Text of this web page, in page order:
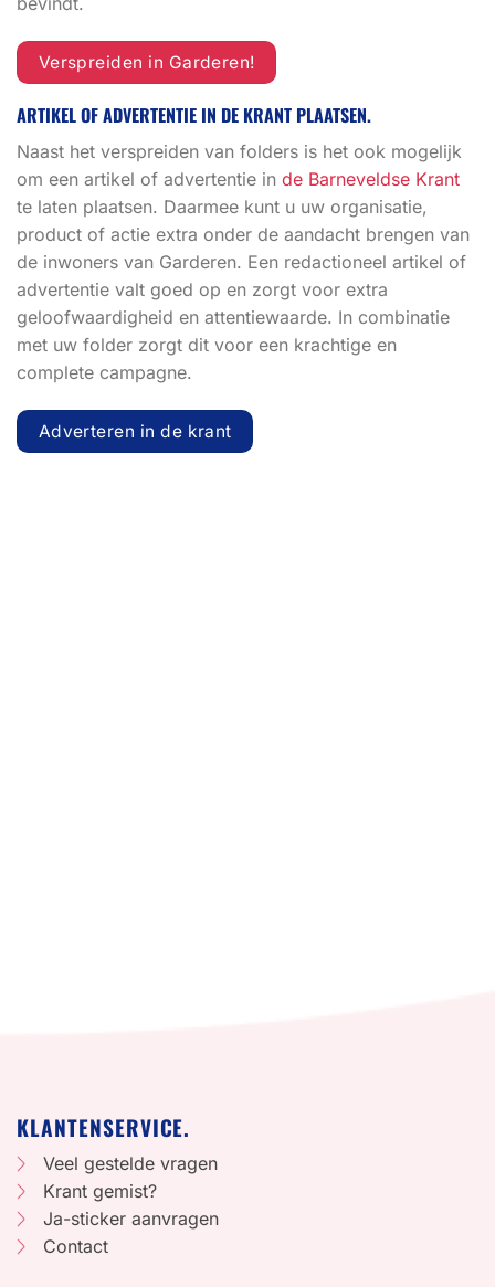
Verspreiden in Garderen!
ARTIKEL OF ADVERTENTIE IN DE KRANT PLAATSEN.
Naast het verspreiden van folders is het ook mogelijk
om een artikel of advertentie in de Barneveldse Krant
te laten plaatsen. Daarmee kunt u uw organisatie,
product of actie extra onder de aandacht brengen van
de inwoners van Garderen. Een redactioneel artikel of
advertentie valt goed op en zorgt voor extra
geloofwaardigheid en attentiewaarde. In combinatie
met uw folder zorgt dit voor een krachtige en
complete campagne.
Adverteren in de krant
KLANTENSERVICE.
Veel gestelde vragen
Krant gemist?
Ja-sticker aanvragen
Contact